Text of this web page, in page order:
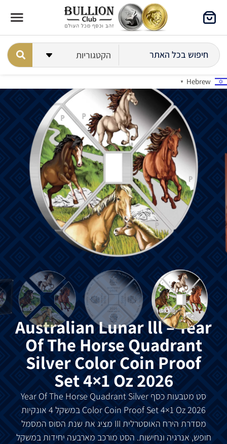
Hebrew
▼
Australian Lunar lll – Year
Of The Horse Quadrant
Silver Color Coin Proof
Set 4×1 Oz 2026
סט מטבעות כסף Year Of The Horse Quadrant Silver
Color Coin Proof Set 4×1 Oz 2026 במשקל 4 אונקיות
מסדרת הירח האוסטרלית III מציג את שנת הסוס המסמל
חופש, אנרגיה ונחישות. הסט מורכב מארבעה יחידות במשקל